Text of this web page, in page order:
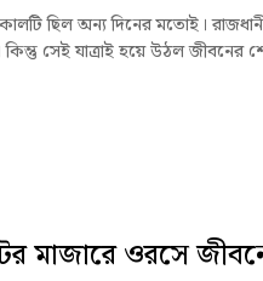
ছিল অন্য দিনের মতোই।
কিন্তু সেই যাত্রাই হয়ে উঠল
মাজারে ওরসে